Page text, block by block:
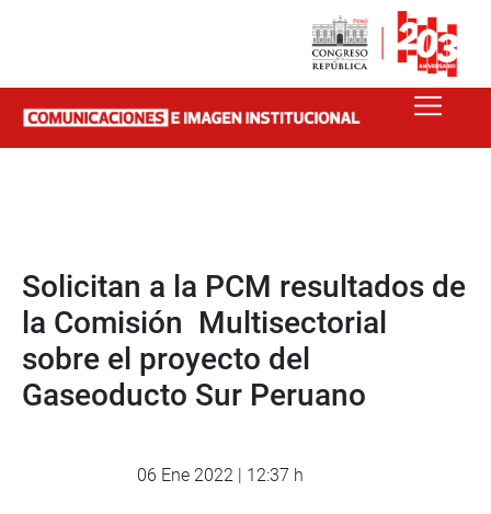
Solicitan a la PCM resultados de
la Comisión Multisectorial
sobre el proyecto del
Gaseoducto Sur Peruano
06 Ene 2022 | 12:37 h